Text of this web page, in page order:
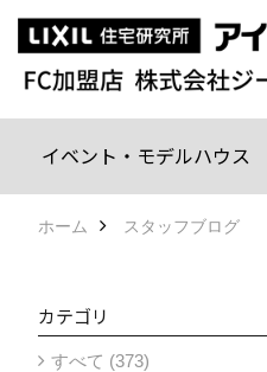
イベント・モデルハウス
ホーム スタッフブログ
カテゴリ
すべて (373)